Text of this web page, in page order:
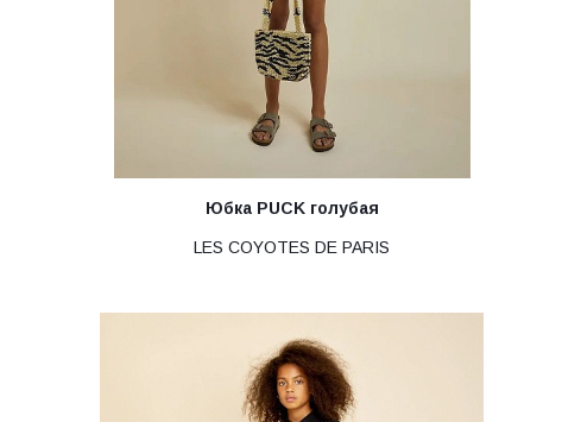
Юбка PUCK голубая
LES COYOTES DE PARIS